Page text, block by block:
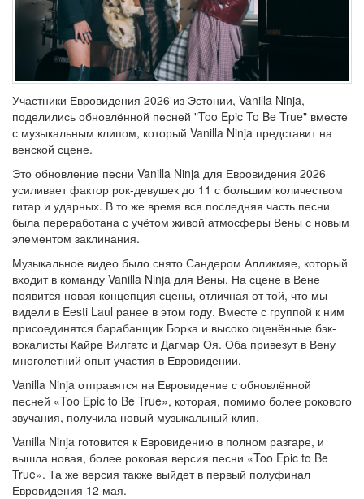
Участники Евровидения 2026 из Эстонии, Vanilla Ninja,
поделились обновлённой песней "Too Epic To Be True" вместе
с музыкальным клипом, который Vanilla Ninja представит на
венской сцене.
Это обновление песни Vanilla Ninja для Евровидения 2026
усиливает фактор рок-девушек до 11 с большим количеством
гитар и ударных. В то же время вся последняя часть песни
была переработана с учётом живой атмосферы Вены с новым
элементом заклинания.
Музыкальное видео было снято Сандером Алликмяе, который
входит в команду Vanilla Ninja для Вены. На сцене в Вене
появится новая концепция сцены, отличная от той, что мы
видели в Eesti Laul ранее в этом году. Вместе с группой к ним
присоединятся барабанщик Борка и высоко оценённые бэк-
вокалисты Кайре Вилгатс и Дагмар Оя. Оба привезут в Вену
многолетний опыт участия в Евровидении.
Vanilla Ninja отправятся на Евровидение с обновлённой
песней «Too Epic to Be True», которая, помимо более рокового
звучания, получила новый музыкальный клип.
Vanilla Ninja готовится к Евровидению в полном разгаре, и
вышла новая, более роковая версия песни «Too Epic to Be
True». Та же версия также выйдет в первый полуфинал
Евровидения 12 мая.